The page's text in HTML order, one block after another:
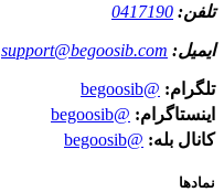
تلفن: 0417190
ایمیل: support@begoosib.com
تلگرام: @begoosib
اینستاگرام: @begoosib
کانال بله: @begoosib
نمادها